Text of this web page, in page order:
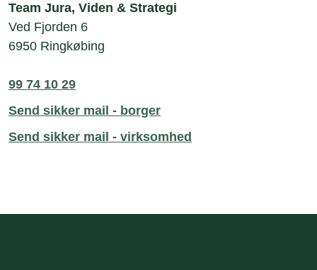
Team Jura, Viden & Strategi
Ved Fjorden 6
6950 Ringkøbing
99 74 10 29
Send sikker mail - borger
Send sikker mail - virksomhed